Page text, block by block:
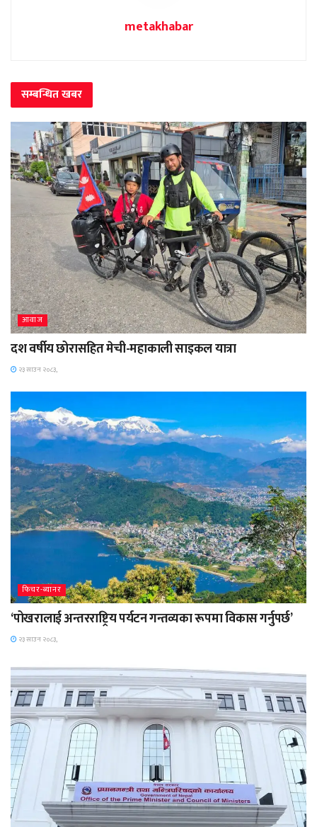
metakhabar
सम्बन्धितखबर
आवाज
दश वर्षीय छोरासहित मेची-महाकाली साइकल यात्रा
२३ साउन २०८३,
फिचर-ब्यानर
‘पोखरालाई अन्तरराष्ट्रिय पर्यटन गन्तव्यका रूपमा विकास गर्नुपर्छ’
२३ साउन २०८३,